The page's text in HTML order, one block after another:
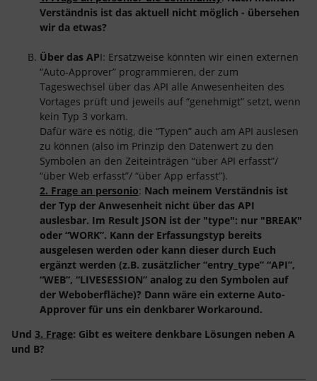
Verständnis ist das aktuell nicht möglich - übersehen
wir da etwas?
Über das API: Ersatzweise könnten wir einen externen
“Auto-Approver” programmieren, der zum
Tageswechsel über das API alle Anwesenheiten des
Vortages prüft und jeweils auf “genehmigt” setzt, wenn
kein Typ 3 vorkam.
Dafür wäre es nötig, die “Typen” auch am API auslesen
zu können (also im Prinzip den Datenwert zu den
Symbolen an den Zeiteinträgen “über API erfasst”/
“über Web erfasst”/ “über App erfasst”).
2. Frage an personio: Nach meinem Verständnis ist
der Typ der Anwesenheit nicht über das API
auslesbar. Im Result JSON ist der "type": nur "BREAK"
oder “WORK”. Kann der Erfassungstyp bereits
ausgelesen werden oder kann dieser durch Euch
ergänzt werden (z.B. zusätzlicher “entry_type” “API”,
“WEB”, “LIVESESSION” analog zu den Symbolen auf
der Weboberfläche)? Dann wäre ein externe Auto-
Approver für uns ein denkbarer Workaround.
Und 3. Frage: Gibt es weitere denkbare Lösungen neben A
und B?